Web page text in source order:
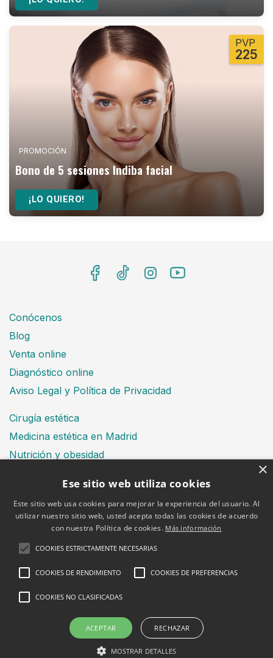
PROMOCIÓN
Bono de 5 sesiones Indiba facial
¡LO QUIERO!
PVP
225
Conócenos
Blog
Venta online
Diagnóstico online
Aviso Legal y Política de Privacidad
Cirugía estética
Medicina estética en Madrid
Nutrición y obesidad
Financiación
Política de cookies
2026 © Clínica Bruselas
×
Ese sitio web utiliza cookies
Este sitio web usa cookies para mejorar la experiencia del usuario. Al
utilizar nuestro sitio web, usted acepta todas las cookies de acuerdo
con nuestra Política de cookies. Más información
COOKIES ESTRICTAMENTE NECESARIAS
COOKIES DE RENDIMIENTO COOKIES DE PREFERENCIAS
COOKIES NO CLASIFICADAS
ACEPTAR RECHAZAR
MOSTRAR DETALLES